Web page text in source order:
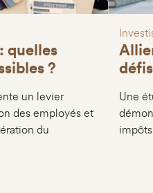
quelles
?
un levier
des employés et
du
Une